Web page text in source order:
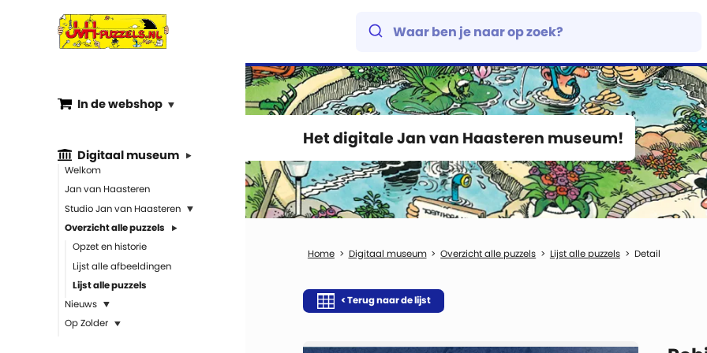
Het digitale Jan van Haasteren museum!
In de webshop
Digitaal museum
Welkom
Jan van Haasteren
Studio Jan van Haasteren
Overzicht alle puzzels
Opzet en historie
Lijst alle afbeeldingen
Lijst alle puzzels
Nieuws
Op Zolder
Digitaal museum Overzicht alle puzzels Lijst alle puzzels Detail
< Terug naar de lijst